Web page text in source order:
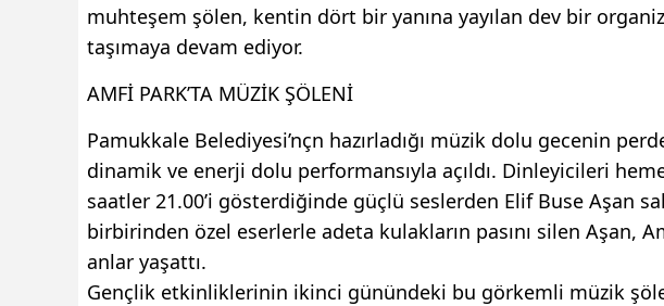
muhteşem şölen, kentin dört bir yanına yayılan dev bir
taşımaya devam ediyor.
AMFİ PARK’TA MÜZİK ŞÖLENİ
Pamukkale Belediyesi’nçn hazırladığı müzik dolu gecenin
dinamik ve enerji dolu performansıyla açıldı. Dinleyicileri
saatler 21.00’i gösterdiğinde güçlü seslerden Elif Buse Aşan
birbirinden özel eserlerle adeta kulakların pasını silen Aşan,
anlar yaşattı.
Gençlik etkinliklerinin ikinci günündeki bu görkemli müzik